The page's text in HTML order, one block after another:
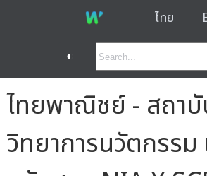
ไทย
◐
ไทยพาณิชย์ - สถา
วิทยาการนวัตกรรม